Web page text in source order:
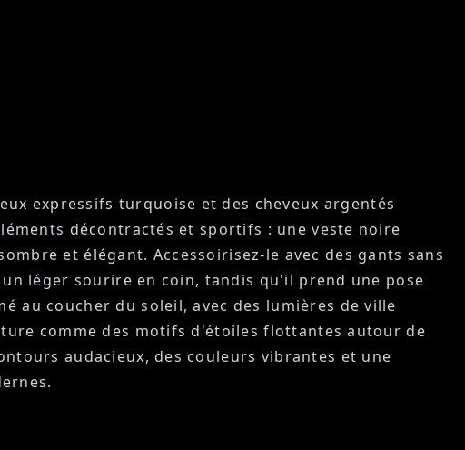
expressifs turquoise et des cheveux argentés
décontractés et sportifs : une veste noire
et élégant. Accessoirisez-le avec des gants sans
léger sourire en coin, tandis qu'il prend une pose
au coucher du soleil, avec des lumières de ville
comme des motifs d'étoiles flottantes autour de
audacieux, des couleurs vibrantes et une